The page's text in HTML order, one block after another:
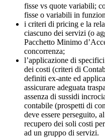
fisse vs quote variabili;
fisse o variabili in
i criteri di pricing e la
ciascuno dei servizi (o
Pacchetto Minimo
concorrenza;
l’applicazione di
dei costi (criteri di
definiti ex-ante ed
assicurare adeguata
assenza di sussidi
contabile (prospetti di
deve essere perseguito,
recupero dei soli costi
ad un gruppo di servizi.